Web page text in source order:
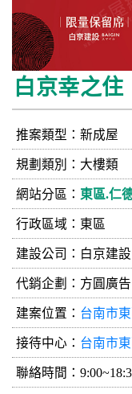
白京幸之住
推案類型：新成屋
規劃類別：大樓類
網站分區： 東區.仁
行政區域：東區
建設公司： 白京建設
代銷企劃：方圓廣告
建案位置： 台南市
接待中心： 台南市
聯絡時間：